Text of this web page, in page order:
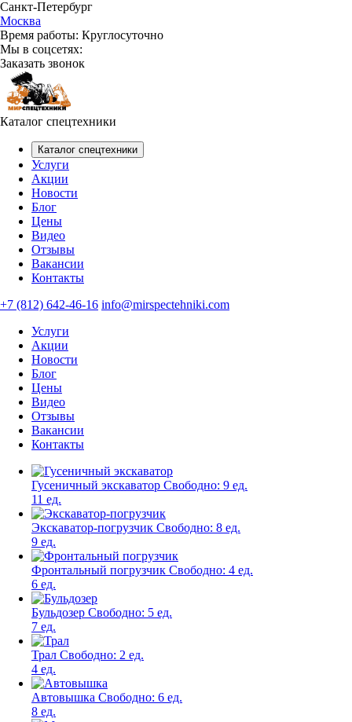
Санкт-Петербург
Москва
Время работы: Круглосуточно
Мы в соцсетях:
Заказать звонок
Каталог спецтехники
Каталог спецтехники
Услуги
Акции
Новости
Блог
Цены
Видео
Отзывы
Вакансии
Контакты
+7 (812) 642-46-16 info@mirspectehniki.com
Услуги
Акции
Новости
Блог
Цены
Видео
Отзывы
Вакансии
Контакты
Гусеничный экскаватор Свободно: 9 ед.
11 ед.
Экскаватор-погрузчик Свободно: 8 ед.
9 ед.
Фронтальный погрузчик Свободно: 4 ед.
6 ед.
Бульдозер Свободно: 5 ед.
7 ед.
Трал Свободно: 2 ед.
4 ед.
Автовышка Свободно: 6 ед.
8 ед.